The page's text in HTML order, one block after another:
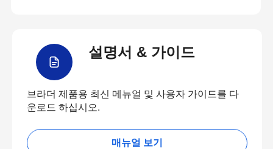
설명서 & 가이드
브라더 제품용 최신 메뉴얼 및 사용자 가이드를 다
운로드 하십시오.
매뉴얼 보기